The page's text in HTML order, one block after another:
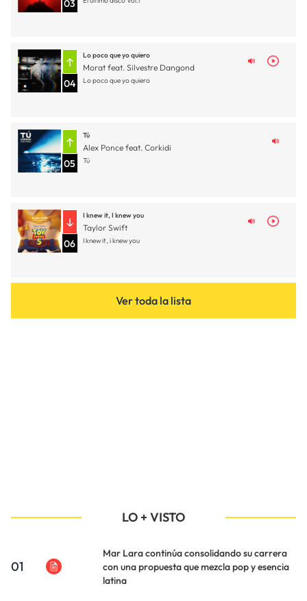
03
04
Lo poco que yo quiero
Morat feat. Silvestre Dangond
Lo poco que yo quiero
05
Tú
Alex Ponce feat. Corkidi
Tú
06
I knew it, I knew you
Taylor Swift
I knew it, i knew you
Ver toda la lista
LO + VISTO
01
Mar Lara continúa consolidando su carrera
con una propuesta que mezcla pop y esencia
latina